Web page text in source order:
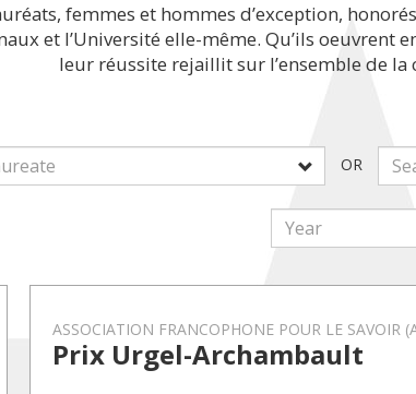
femmes et hommes d’exception,
et l’Université elle-même. Qu’ils oeuvrent
leur réussite rejaillit sur l’ensemble de
OR
ASSOCIATION FRANCOPHONE POUR LE SAVOIR
Prix Urgel-Archambault